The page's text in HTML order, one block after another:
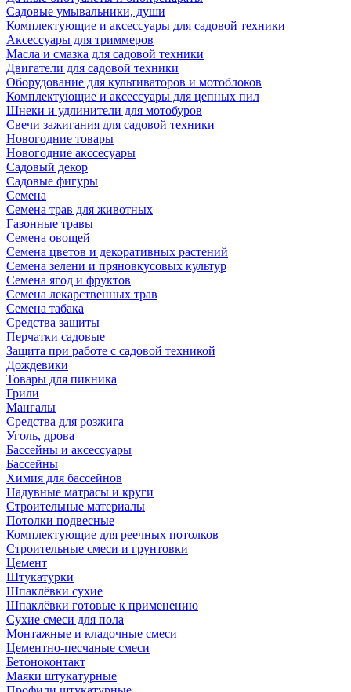
Садовые умывальники, души
Комплектующие и аксессуары для садовой техники
Аксессуары для триммеров
Масла и смазка для садовой техники
Двигатели для садовой техники
Оборудование для культиваторов и мотоблоков
Комплектующие и аксессуары для цепных пил
Шнеки и удлинители для мотобуров
Свечи зажигания для садовой техники
Новогодние товары
Новогодние акссесуары
Садовый декор
Садовые фигуры
Семена
Семена трав для животных
Газонные травы
Семена овощей
Семена цветов и декоративных растений
Семена зелени и пряновкусовых культур
Семена ягод и фруктов
Семена лекарственных трав
Семена табака
Средства защиты
Перчатки садовые
Защита при работе с садовой техникой
Дождевики
Товары для пикника
Грили
Мангалы
Средства для розжига
Уголь, дрова
Бассейны и аксессуары
Бассейны
Химия для бассейнов
Надувные матрасы и круги
Строительные материалы
Потолки подвесные
Комплектующие для реечных потолков
Строительные смеси и грунтовки
Цемент
Штукатурки
Шпаклёвки сухие
Шпаклёвки готовые к применению
Сухие смеси для пола
Монтажные и кладочные смеси
Цементно-песчаные смеси
Бетоноконтакт
Маяки штукатурные